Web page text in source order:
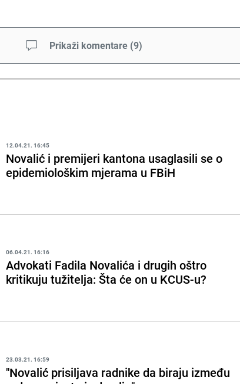
Prikaži komentare (9)
12.04.21. 16:45
Novalić i premijeri kantona usaglasili se o
epidemiološkim mjerama u FBiH
06.04.21. 16:16
Advokati Fadila Novalića i drugih oštro
kritikuju tužitelja: Šta će on u KCUS-u?
23.03.21. 16:59
"Novalić prisiljava radnike da biraju između